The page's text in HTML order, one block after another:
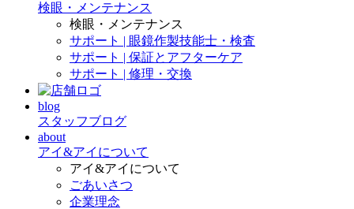
検眼・メンテナンス
検眼・メンテナンス
サポート | 眼鏡作製技能士・検査
サポート | 保証とアフターケア
サポート | 修理・交換
blog
スタッフブログ
about
アイ&アイについて
アイ&アイについて
ごあいさつ
企業理念